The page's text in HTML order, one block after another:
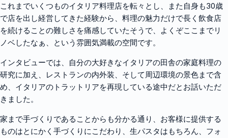
これまでいくつものイタリア料理店を転々とし、また自身も30歳
で店を出し経営してきた経験から、料理の魅力だけで長く飲食店
を続けることの難しさを痛感していたそうで、よくぞここまでリ
ノベしたなぁ、という雰囲気満載の空間です。
インタビューでは、自分の大好きなイタリアの田舎の家庭料理の
研究に加え、レストランの内外装、そして周辺環境の景色まで含
め、イタリアのトラットリアを再現している途中だとお話いただ
きました。
家まで手づくりであることからも分かる通り、お客様に提供する
ものはとにかく手づくりにこだわり、生パスタはもちろん、フォ